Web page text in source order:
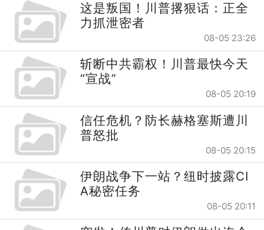
这是叛国！川普撂狠话：正全
力抓泄密者
08-05 23:26
斩断中共霸权！川普最快今天
“宣战”
08-05 20:19
信任危机？防长赫格塞斯遭川
普怒批
08-05 20:15
伊朗战争下一站？纽时披露CI
A秘密任务
08-05 20:11